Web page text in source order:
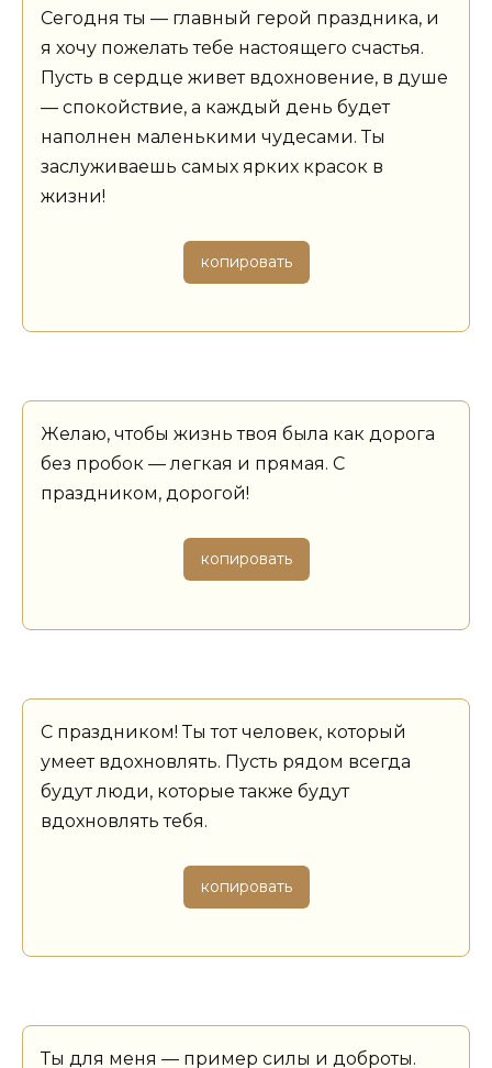
Сегодня ты — главный герой праздника, и
я хочу пожелать тебе настоящего счастья.
Пусть в сердце живет вдохновение, в душе
— спокойствие, а каждый день будет
наполнен маленькими чудесами. Ты
заслуживаешь самых ярких красок в
жизни!
копировать
Желаю, чтобы жизнь твоя была как дорога
без пробок — легкая и прямая. С
праздником, дорогой!
копировать
С праздником! Ты тот человек, который
умеет вдохновлять. Пусть рядом всегда
будут люди, которые также будут
вдохновлять тебя.
копировать
Ты для меня — пример силы и доброты.